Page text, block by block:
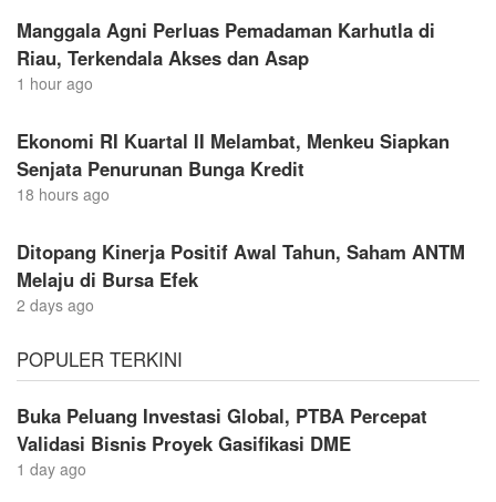
Manggala Agni Perluas Pemadaman Karhutla di
Riau, Terkendala Akses dan Asap
1 hour ago
Ekonomi RI Kuartal II Melambat, Menkeu Siapkan
Senjata Penurunan Bunga Kredit
18 hours ago
Ditopang Kinerja Positif Awal Tahun, Saham ANTM
Melaju di Bursa Efek
2 days ago
POPULER TERKINI
Buka Peluang Investasi Global, PTBA Percepat
Validasi Bisnis Proyek Gasifikasi DME
1 day ago